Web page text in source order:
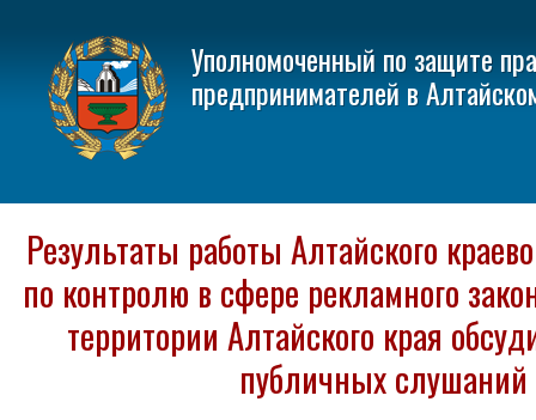
Уполномоченный по защите
предпринимателей в
Результаты работы Алтайского
по контролю в сфере рекламного
территории Алтайского края
публичных слушаний